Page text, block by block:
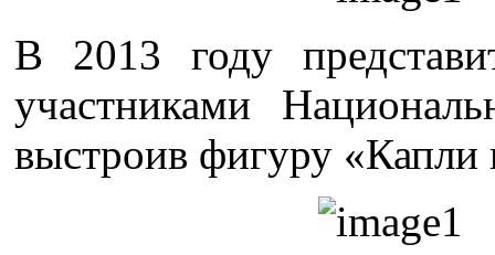
В 2013 году
участниками
выстроив фигуру «Капли